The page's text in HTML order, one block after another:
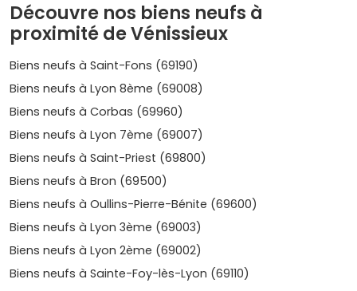
familles. Ses maisons et petites résidences offrent un
cadre de vie paisible tout en restant proche des
commodités.
Le marché de l'immobilier neuf à
Vénissieux : prix et tendances
Des prix compétitifs et variés
quartiers centraux affichent des prix plus élevés, tandis
que les secteurs en développement restent plus
accessibles.
Découvre nos biens neufs à
proximité de Vénissieux
Biens neufs à Saint-Fons (69190)
Biens neufs à Lyon 8ème (69008)
Biens neufs à Corbas (69960)
Biens neufs à Lyon 7ème (69007)
Biens neufs à Saint-Priest (69800)
Biens neufs à Bron (69500)
Biens neufs à Oullins-Pierre-Bénite (69600)
Biens neufs à Lyon 3ème (69003)
Biens neufs à Lyon 2ème (69002)
Biens neufs à Sainte-Foy-lès-Lyon (69110)